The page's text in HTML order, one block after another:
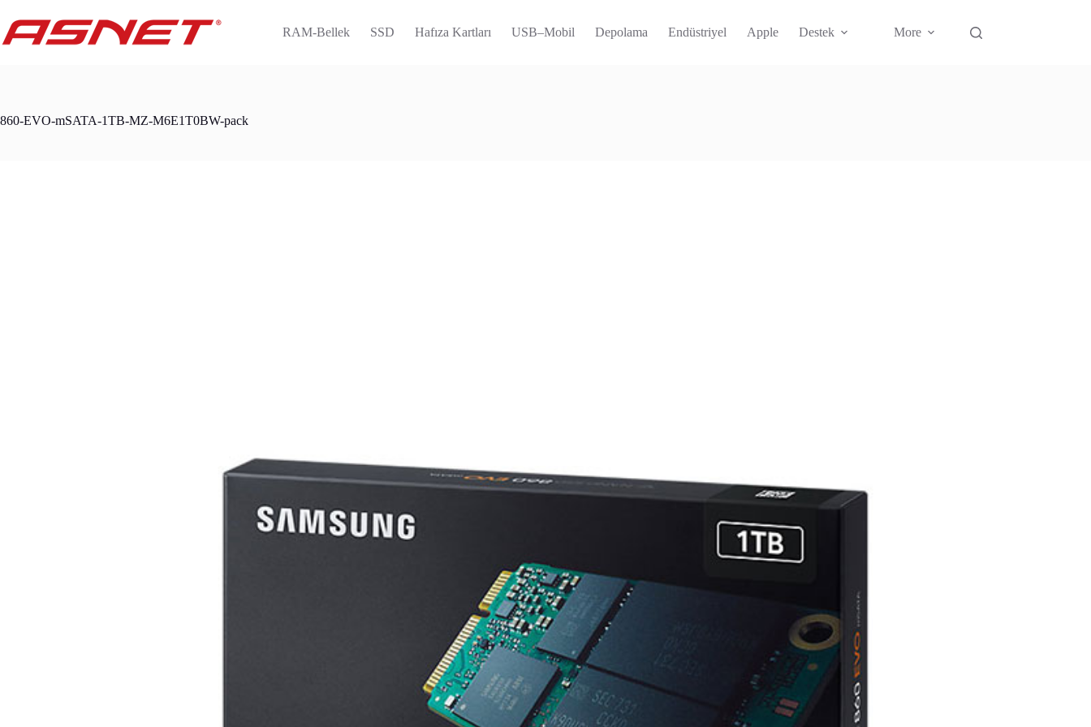
content
RAM-Bellek SSD Hafıza Kartları USB–Mobil Depolama Endüstriyel Apple Destek More
860-EVO-mSATA-1TB-MZ-M6E1T0BW-pack